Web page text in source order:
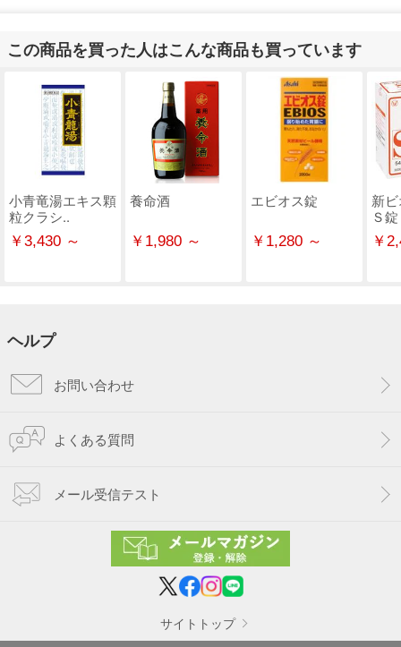
この商品を買った人はこんな商品も買っています
小青竜湯エキス顆
粒クラシ..
￥3,430 ～
養命酒
￥1,980 ～
エビオス錠
￥1,280 ～
新
Ｓ錠
￥
ヘルプ
お問い合わせ
よくある質問
メール受信テスト
サイトトップ